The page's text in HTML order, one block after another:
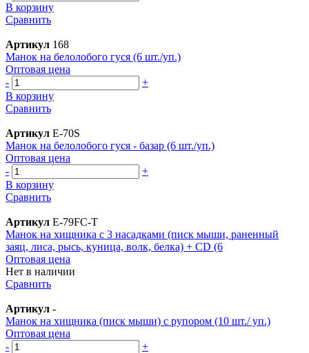
В корзину
Сравнить
Артикул 168
Манок на белолобого гуся (6 шт./уп.)
Оптовая цена
-
+
В корзину
Сравнить
Артикул E-70S
Манок на белолобого гуся - базар (6 шт./уп.)
Оптовая цена
-
+
В корзину
Сравнить
Артикул E-79FC-T
Манок на хищника с 3 насадками (писк мыши, раненный
заяц, лиса, рысь, куница, волк, белка) + CD (6
Оптовая цена
Нет в наличии
Сравнить
Артикул -
Манок на хищника (писк мыши) с рупором (10 шт./ уп.)
Оптовая цена
-
+